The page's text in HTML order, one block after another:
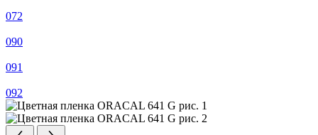
072
090
091
092